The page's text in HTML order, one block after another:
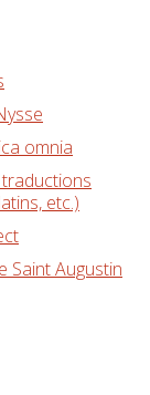
omnia
etc.)
Saint Augustin